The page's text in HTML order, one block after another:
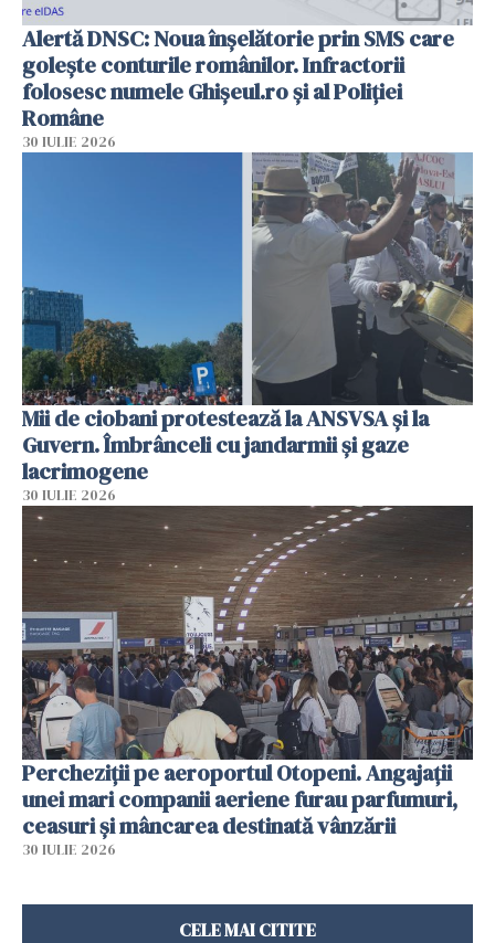
Alertă DNSC: Noua înșelătorie prin SMS care
golește conturile românilor. Infractorii
folosesc numele Ghișeul.ro și al Poliției
Române
30 IULIE 2026
Mii de ciobani protestează la ANSVSA și la
Guvern. Îmbrânceli cu jandarmii și gaze
lacrimogene
30 IULIE 2026
Percheziții pe aeroportul Otopeni. Angajații
unei mari companii aeriene furau parfumuri,
ceasuri și mâncarea destinată vânzării
30 IULIE 2026
CELE MAI CITITE